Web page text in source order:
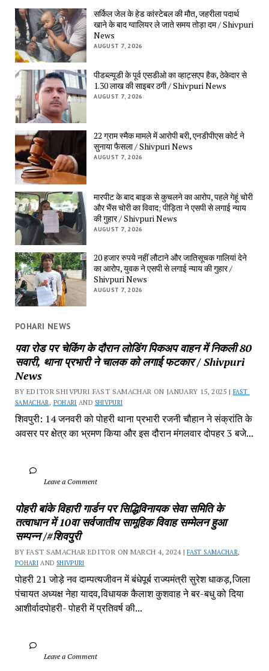
सर्किल जेल के हेड कांस्टेबल की मौत, जहरीला पदार्थ
खाने के बाद ग्वालियर ले जाते समय तोड़ा दम / Shivpuri
News
AUGUST 7, 2026
पीडब्ल्यूडी के पूर्व एसडीओ का व्हाट्सएप हैक, ठेकेदार से
1.30 लाख की साइबर ठगी / Shivpuri News
AUGUST 7, 2026
22 ग्राम स्मैक मामले में आरोपी बरी, एनडीपीएस कोर्ट ने
सुनाया फैसला / Shivpuri News
AUGUST 7, 2026
मारपीट के बाद बाइक से कुचलने का आरोप, पहले गेहूं चोरी
और भैंस चोरी का विवाद; पीड़िता ने एसपी से लगाई न्याय
की गुहार / Shivpuri News
AUGUST 7, 2026
20 हजार रुपये नहीं लौटाने और जातिसूचक गालियां देने
का आरोप, युवक ने एसपी से लगाई न्याय की गुहार /
Shivpuri News
AUGUST 7, 2026
POHARI NEWS
पवा रोड पर चेकिंग के दौरान लोडिंग पिकअप वाहन में निकली 80
सवारी, थाना प्रभारी ने चालक को लगाई फटकार / Shivpuri
News
BY EDITOR SHIVPURI FAST SAMACHAR ON JANUARY 15, 2025 | FAST
SAMACHAR , POHARI AND SHIVPURI
शिवपुरी: 14 जनवरी को पोहरी थाना प्रभारी रजनी चौहान ने संक्रांति के
अवसर पर क्षेत्र का भ्रमण किया और इस दौरान मंगलवार दोपहर 3 बजे...
		Leave a Comment
पोहरी बांके विहारी गार्डन पर सिद्धिविनायक सेवा समिति के
तत्वाधान में 10वा सर्वजातीय सामूहिक विवाह सम्मेलन हुआ
सम्पन्न /#शिवपुरी
BY FAST SAMACHAR EDITOR ON MARCH 4, 2024 | FAST SAMACHAR
POHARI AND SHIVPURI
पोहरी 21 जोड़े नव दाम्पत्यजीवन में बंधेपूर्ब राज्यमंत्री सुरेश धाकड़,जिला
पंचायत अध्यक्ष नेहा यादव,विधायक कैलाश कुशवाह ने बर-बधु को दिया
आशीर्वादपोहरी- पोहरी में प्रतिवर्ष की...
		Leave a Comment